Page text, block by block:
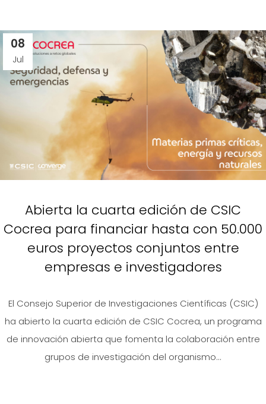
08
Jul
Abierta la cuarta edición de CSIC
Cocrea para financiar hasta con 50.000
euros proyectos conjuntos entre
empresas e investigadores
El Consejo Superior de Investigaciones Científicas (CSIC)
ha abierto la cuarta edición de CSIC Cocrea, un programa
de innovación abierta que fomenta la colaboración entre
grupos de investigación del organismo...